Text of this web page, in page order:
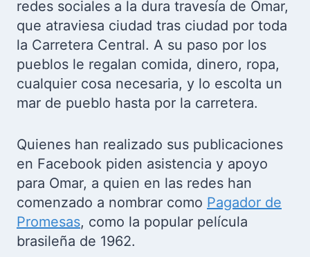
redes sociales a la dura travesía de Omar,
que atraviesa ciudad tras ciudad por toda
la Carretera Central. A su paso por los
pueblos le regalan comida, dinero, ropa,
cualquier cosa necesaria, y lo escolta un
mar de pueblo hasta por la carretera.
Quienes han realizado sus publicaciones
en Facebook piden asistencia y apoyo
para Omar, a quien en las redes han
comenzado a nombrar como Pagador de
Promesas, como la popular película
brasileña de 1962.